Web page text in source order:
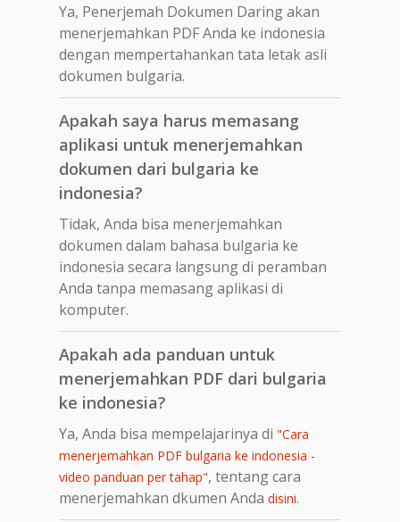
Ya, Penerjemah Dokumen Daring akan
menerjemahkan PDF Anda ke indonesia
dengan mempertahankan tata letak asli
dokumen bulgaria.
Apakah saya harus memasang
aplikasi untuk menerjemahkan
dokumen dari bulgaria ke
indonesia?
Tidak, Anda bisa menerjemahkan
dokumen dalam bahasa bulgaria ke
indonesia secara langsung di peramban
Anda tanpa memasang aplikasi di
komputer.
Apakah ada panduan untuk
menerjemahkan PDF dari bulgaria
ke indonesia?
Ya, Anda bisa mempelajarinya di "Cara
menerjemahkan PDF bulgaria ke indonesia -
video panduan per tahap", tentang cara
menerjemahkan dkumen Anda disini.